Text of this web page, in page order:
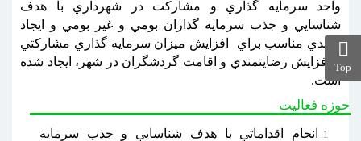
واحد سرمايه گذاري و مشاركت در شهرداري با هدف
شناسايي و جذب سرمايه گذاران بومي و غير بومي و ايجاد
پيوندي مناسب براي افزايش ميزان سرمايه گذاري مشاركتي
و افزايش رضايتمندي و اقامت گردشگران در شهر، ایجاد شده
است.
حوزه فعالیت
انجام اقداماتي با هدف شناسايي و جذب سرمايه
Top